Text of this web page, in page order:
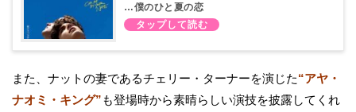
…僕のひと夏の恋
また、ナットの妻であるチェリー・ターナーを演じた“アヤ・
ナオミ・キング”も登場時から素晴らしい演技を披露してくれ